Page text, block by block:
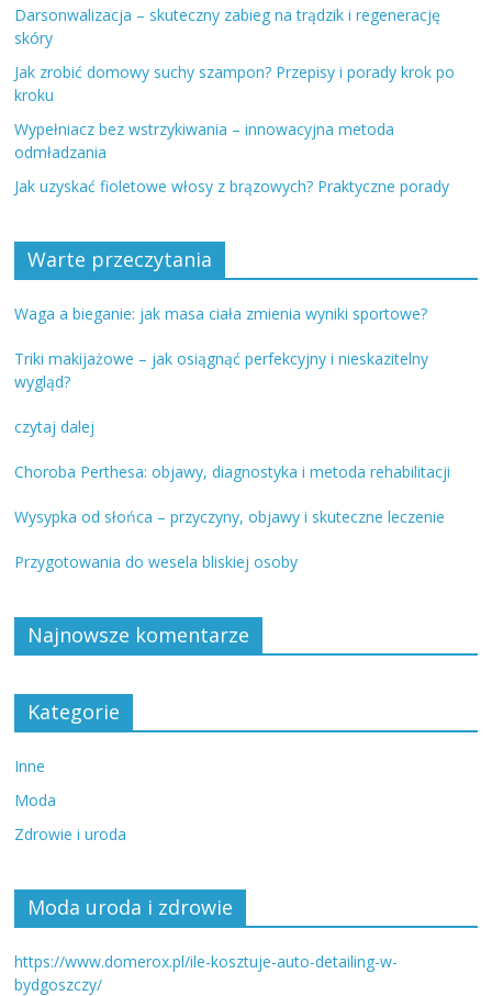
Darsonwalizacja – skuteczny zabieg na trądzik i regenerację
skóry
Jak zrobić domowy suchy szampon? Przepisy i porady krok po
kroku
Wypełniacz bez wstrzykiwania – innowacyjna metoda
odmładzania
Jak uzyskać fioletowe włosy z brązowych? Praktyczne porady
Warte przeczytania
Waga a bieganie: jak masa ciała zmienia wyniki sportowe?
Triki makijażowe – jak osiągnąć perfekcyjny i nieskazitelny
wygląd?
czytaj dalej
Choroba Perthesa: objawy, diagnostyka i metoda rehabilitacji
Wysypka od słońca – przyczyny, objawy i skuteczne leczenie
Przygotowania do wesela bliskiej osoby
Najnowsze komentarze
Kategorie
Inne
Moda
Zdrowie i uroda
Moda uroda i zdrowie
https://www.domerox.pl/ile-kosztuje-auto-detailing-w-
bydgoszczy/